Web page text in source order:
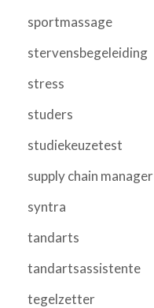
sportmassage
stervensbegeleiding
stress
studers
studiekeuzetest
supply chain manager
syntra
tandarts
tandartsassistente
tegelzetter